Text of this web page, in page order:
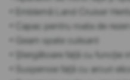
• Emblemă Land Cruiser
• Capac pentru roata de
• Geam spate culisant
• Ștergătoare față cu funcție
• Suspensie față cu arcuri